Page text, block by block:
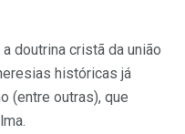
doutrina cristã da união
históricas já
(entre outras), que